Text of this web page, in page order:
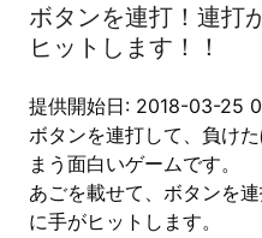
ボタンを連打！連打
ヒットします！！
提供開始日: 2018-03-25
ボタンを連打して、負け
まう面白いゲームです。
あごを載せて、ボタンを
に手がヒットします。